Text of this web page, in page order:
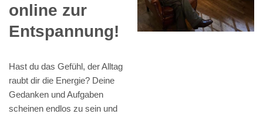
online zur
Entspannung!
Hast du das Gefühl, der Alltag
raubt dir die Energie? Deine
Gedanken und Aufgaben
scheinen endlos zu sein und